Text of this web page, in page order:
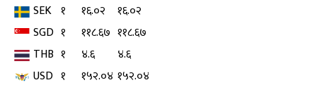
SEK १ १६.०२
१६.०२
SGD १ ११८.६७ ११८.६७
THB १ ४.६
४.६
USD १ १५२.०४ १५२.०४